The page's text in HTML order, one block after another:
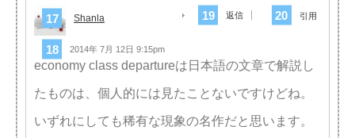
Shanla
2014年 7月 12日 9:15pm
返信 引用
economy class departureは日本語の文章で解説し
たものは、個人的には見たことないですけどね。
いずれにしても稀有な現象の名作だと思います。